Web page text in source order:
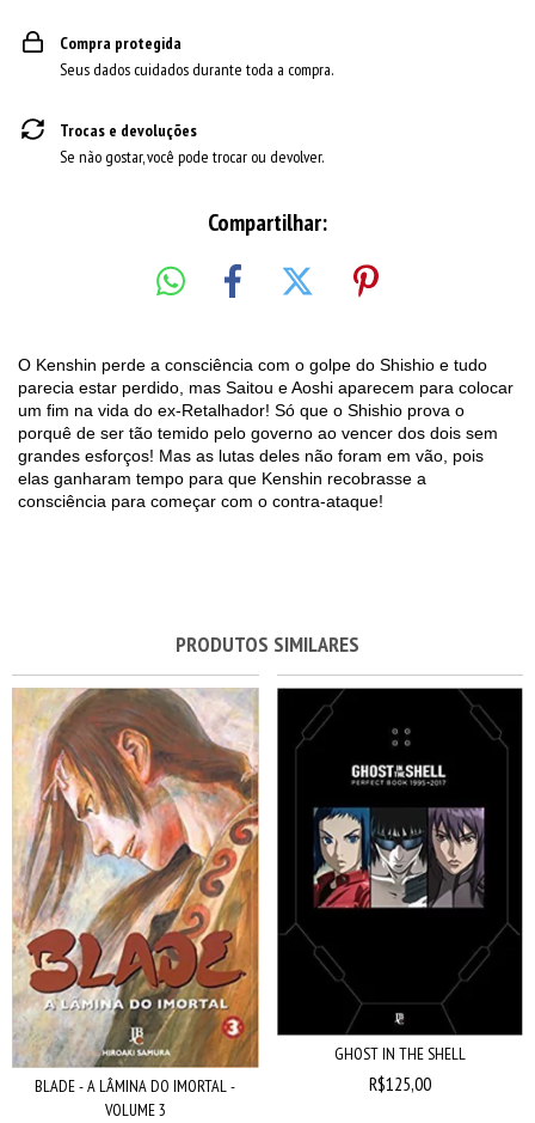
Compra protegida
Seus dados cuidados durante toda a compra.
Trocas e devoluções
Se não gostar, você pode trocar ou devolver.
Compartilhar:
O Kenshin perde a consciência com o golpe do Shishio e tudo
parecia estar perdido, mas Saitou e Aoshi aparecem para colocar
um fim na vida do ex-Retalhador! Só que o Shishio prova o
porquê de ser tão temido pelo governo ao vencer dos dois sem
grandes esforços! Mas as lutas deles não foram em vão, pois
elas ganharam tempo para que Kenshin recobrasse a
consciência para começar com o contra-ataque!
PRODUTOS SIMILARES
BLADE - A LÂMINA DO IMORTAL -
VOLUME 3
GHOST IN THE SHELL
R$125,00